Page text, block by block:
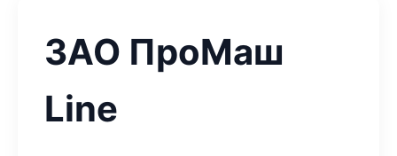
ЗАО ПроМаш
Line